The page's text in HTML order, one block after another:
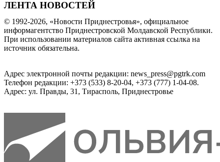
ЛЕНТА НОВОСТЕЙ
© 1992-2026, «Новости Приднестровья», официальное
информагентство Приднестровской Молдавской Республики.
При использовании материалов сайта активная ссылка на
источник обязательна.
Адрес электронной почты редакции: news_press@pgtrk.com
Телефон редакции: +373 (533) 8-20-04, +373 (777) 1-04-08.
Адрес: ул. Правды, 31, Тирасполь, Приднестровье